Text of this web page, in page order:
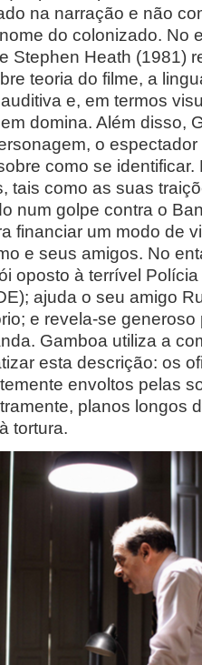
na narração e não
do colonizado. No
Stephen Heath (1981)
teoria do filme, a
e, em termos
domina. Além disso,
o
como se
tais como as suas
num golpe contra o
financiar um modo de
e seus amigos. No
oposto à terrível
ajuda o seu amigo
e revela-se
Gamboa utiliza a
esta descrição: os
envoltos pelas
planos longos
tortura.